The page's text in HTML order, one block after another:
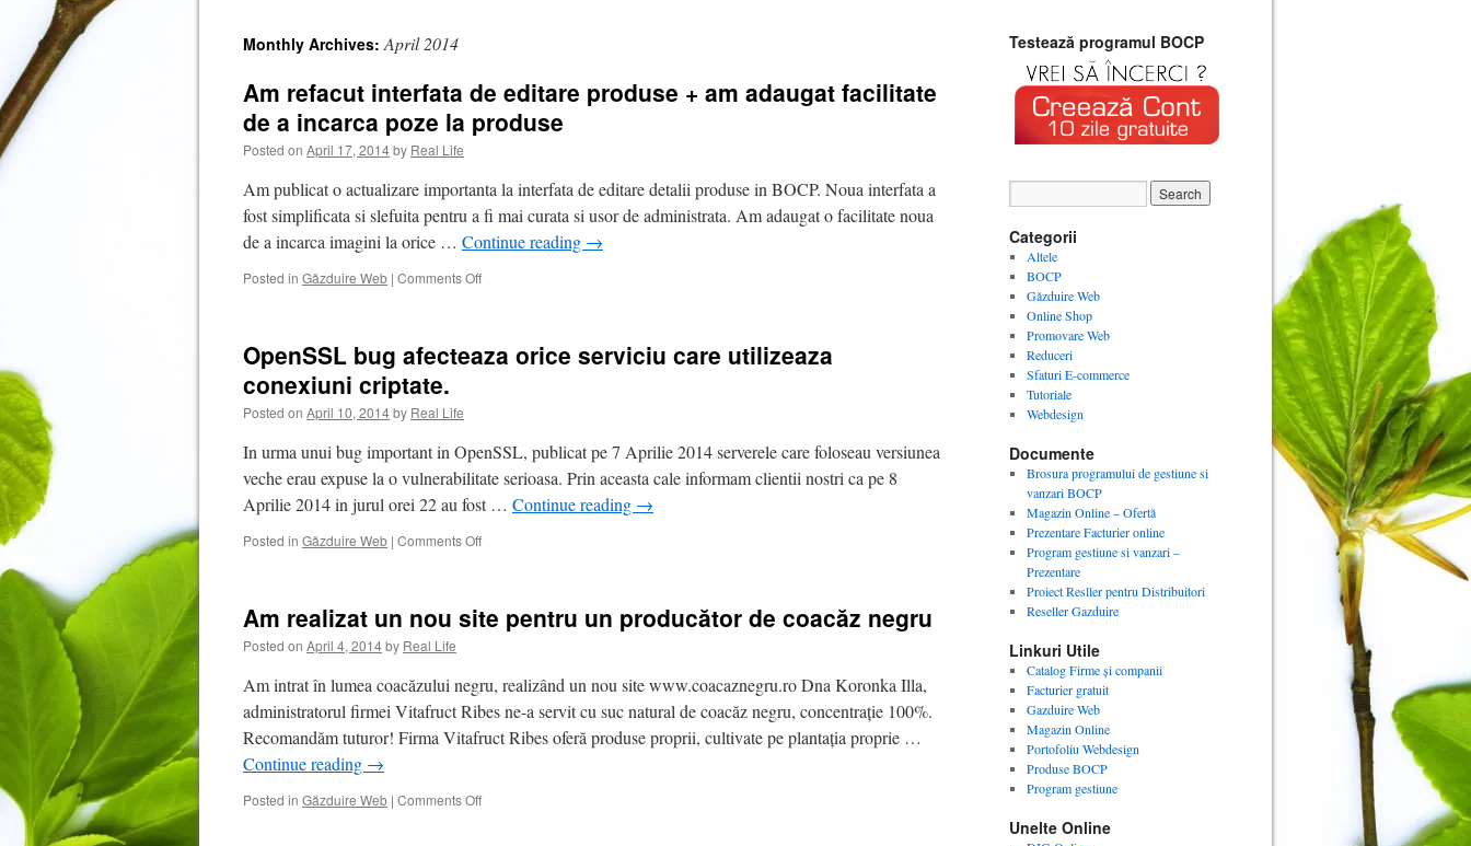
Monthly Archives:April 2014
Am refacut interfata de editare produse + am adaugat facilitate
de a incarca poze la produse
Posted on April 17, 2014by Real Life
Am publicat o actualizare importanta la interfata de editare detalii produse in BOCP. Noua interfata a
fost simplificata si slefuita pentru a fi mai curata si usor de administrata. Am adaugat o facilitate noua
de a incarca imagini la orice … Continue reading →
Posted in Găzduire Web | Comments Offon
de
adaugat
facilitate
a
incarca
OpenSSL bug afecteaza orice serviciu care utilizeaza
conexiuni criptate.
Posted on April 10, 2014by Real Life
In urma unui bug important in OpenSSL, publicat pe 7 Aprilie 2014 serverele care foloseau versiunea
veche erau expuse la o vulnerabilitate serioasa. Prin aceasta cale informam clientii nostri ca pe 8
Aprilie 2014 in jurul orei 22 au fost … Continue reading →
Posted in Găzduire Web | Comments Offon
orice
serviciu
utilizeaza
conexiuni
criptate.
Am realizat un nou site pentru un producător de coacăz negru
Posted on April 4, 2014by Real Life
Am intrat în lumea coacăzului negru, realizând un nou site www.coacaznegru.ro Dna Koronka Illa,
administratorul firmei Vitafruct Ribes ne-a servit cu suc natural de coacăz negru, concentrație 100%.
Recomandăm tuturor! Firma Vitafruct Ribes oferă produse proprii, cultivate pe plantația proprie …
Continue reading →
Posted in Găzduire Web | Comments Offon
Testează programul BOCP
Categorii
Altele
BOCP
Găzduire Web
Online Shop
Promovare Web
Reduceri
Sfaturi E-commerce
Tutoriale
Webdesign
Documente
Brosura programului de gestiune si
vanzari BOCP
Magazin Online – Ofertă
Prezentare Facturier online
Program gestiune si vanzari –
Prezentare
Proiect Resller pentru Distribuitori
Reseller Gazduire
Linkuri Utile
Catalog Firme și companii
Facturier gratuit
Gazduire Web
Magazin Online
Portofoliu Webdesign
Produse BOCP
Program gestiune
Unelte Online